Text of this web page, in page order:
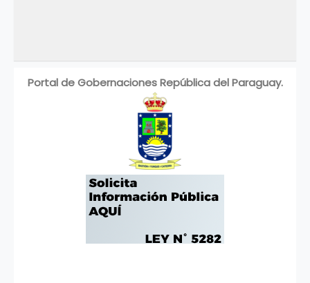
Portal de Gobernaciones República del Paraguay.